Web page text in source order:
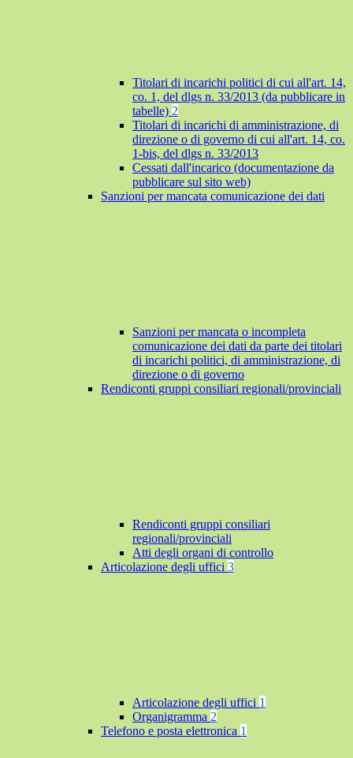
Titolari di incarichi politici di cui all'art. 14,
co. 1, del dlgs n. 33/2013 (da pubblicare in
tabelle) 2
Titolari di incarichi di amministrazione, di
direzione o di governo di cui all'art. 14, co.
1-bis, del dlgs n. 33/2013
Cessati dall'incarico (documentazione da
pubblicare sul sito web)
Sanzioni per mancata comunicazione dei dati
Sanzioni per mancata o incompleta
comunicazione dei dati da parte dei titolari
di incarichi politici, di amministrazione, di
direzione o di governo
Rendiconti gruppi consiliari regionali/provinciali
Rendiconti gruppi consiliari
regionali/provinciali
Atti degli organi di controllo
Articolazione degli uffici 3
Articolazione degli uffici 1
Organigramma 2
Telefono e posta elettronica 1